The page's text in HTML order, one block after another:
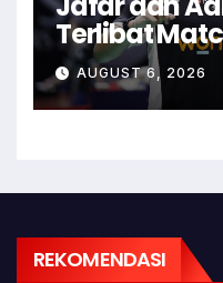
Terlibat
Langsung
Ganda
AUGUST 6, 2026
REKOMENDASI